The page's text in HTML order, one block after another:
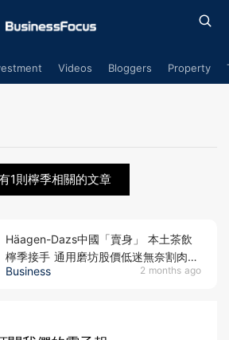
Videos Bloggers Property
1則檸季相關的文章
Business 2 months ago
Häagen-Dazs中國「賣身」 本土茶飲
檸季接手 通用磨坊股價低迷無奈割肉
外資集體撤退 內地餐飲零售割喉戰真相